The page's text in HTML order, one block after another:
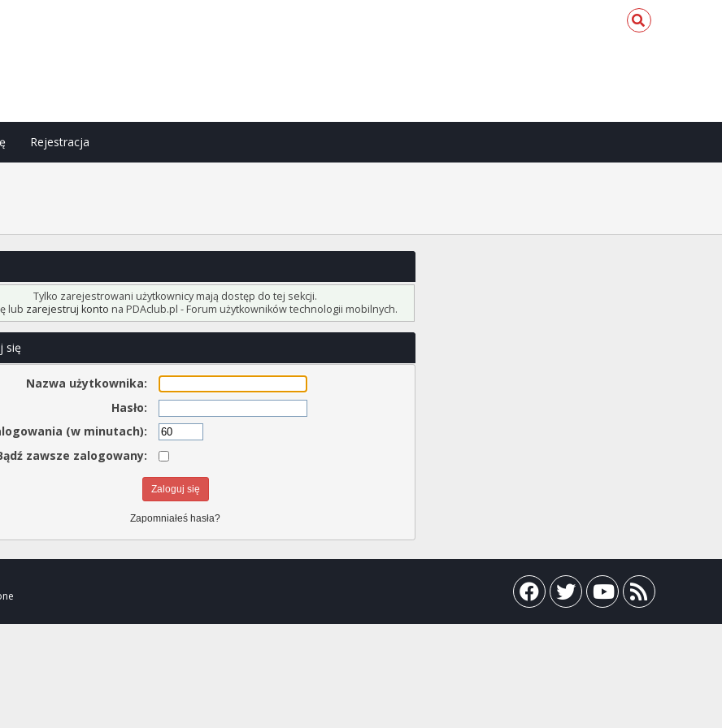
Rejestracja
Tylko zarejestrowani użytkownicy mają dostęp do tej sekcji.
lub zarejestruj konto na PDAclub.pl - Forum użytkowników technologii mobilnych.
się
Nazwa użytkownika:
Hasło:
(w minutach):
zawsze zalogowany:
Zapomniałeś hasła?